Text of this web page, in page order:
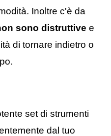
Inoltre c'è da
sono distruttive e
di tornare indietro o
set di strumenti
dal tuo